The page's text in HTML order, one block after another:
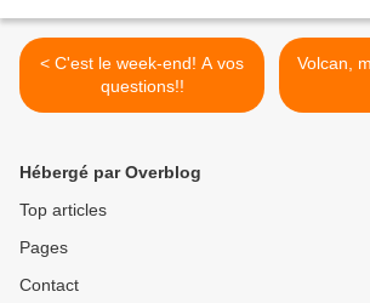
< C'est le week-end! A vos
questions!!
Volcan,
Hébergé par Overblog
Top articles
Pages
Contact